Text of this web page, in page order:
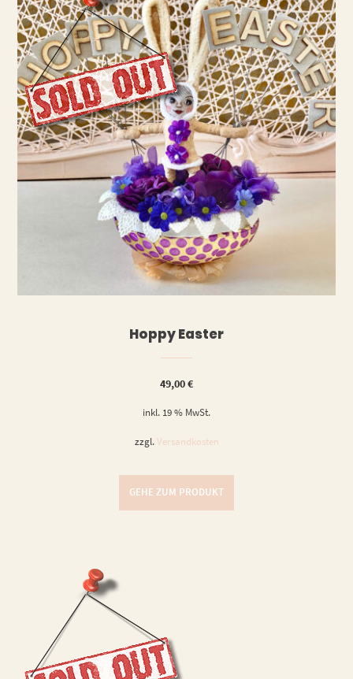
WEITERLESEN
Hoppy Easter
49,00€
inkl. 19 % MwSt.
zzgl. Versandkosten
GEHE ZUM PRODUKT